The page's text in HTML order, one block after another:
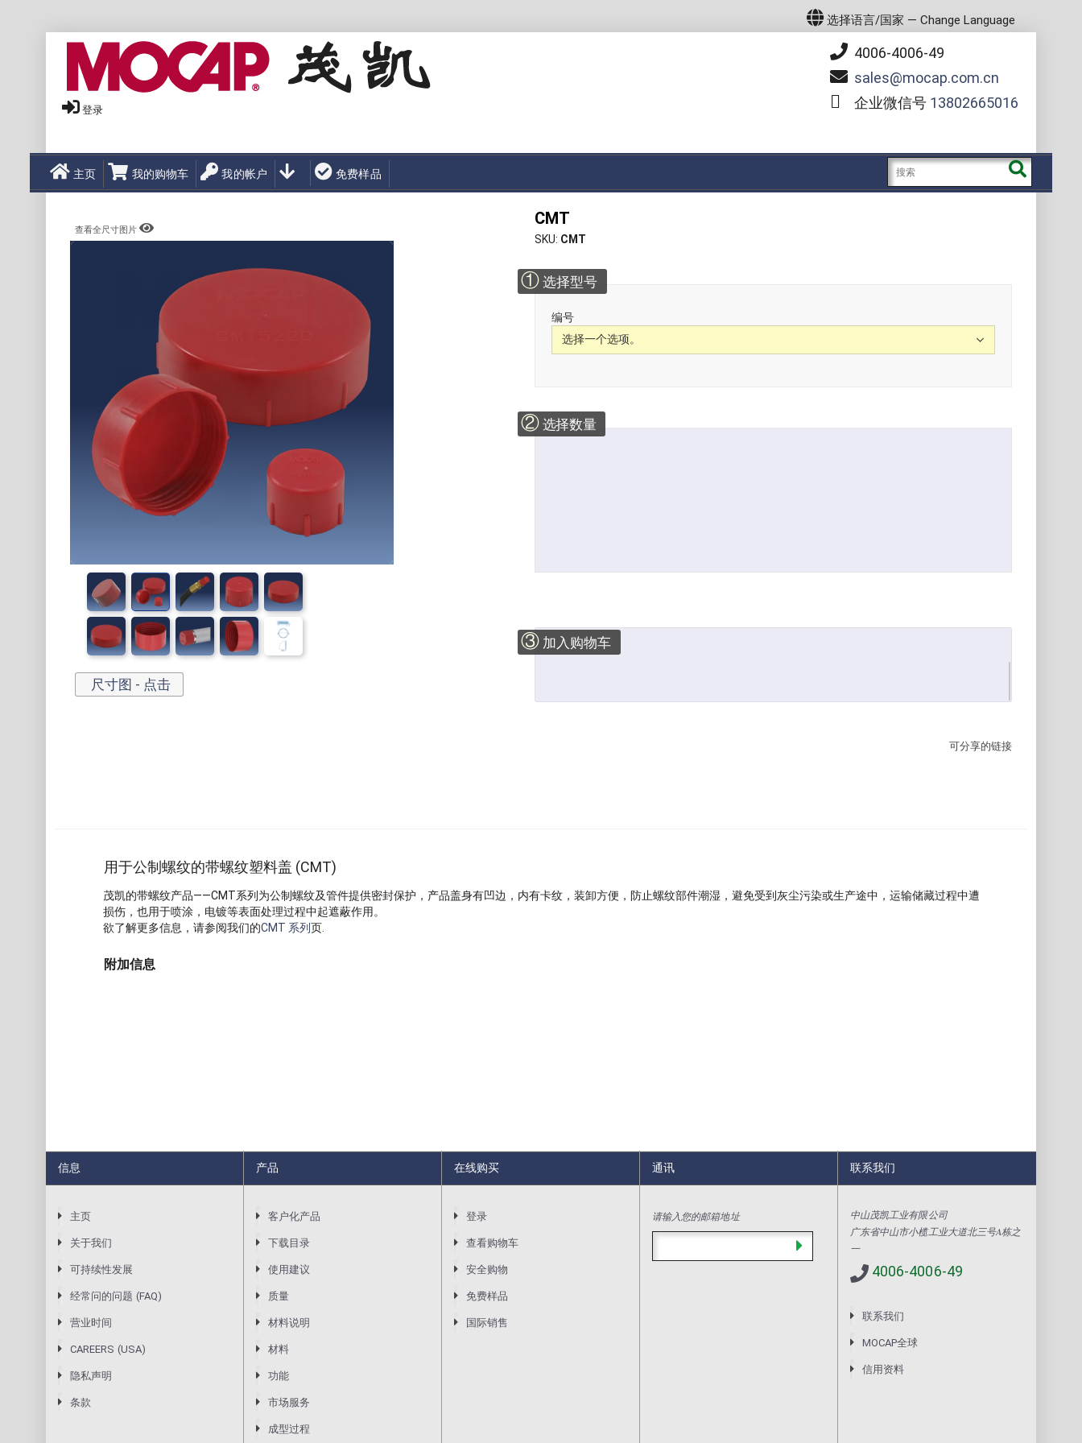
选择语言/国家 — Change Language
4006-4006-49
sales
mocap.com.cn
企业微信号 13802665016
登录
主页 我的购物车 我的帐户 免费样品
CMT
SKU CMT
① 选择型号
编号
②选择数量
③ 加入购物车
可分享的链接
查看全尺寸图片
尺寸图 - 点击
用于公制螺纹的带螺纹塑料盖 (CMT)
茂凯的带螺纹产品——CMT系列为公制螺纹及管件提供密封保护，产品盖身有凹边，内有卡纹，装卸方便，防止螺纹部件潮湿，避免受到灰尘污染或生产途中，运输储藏过程中遭
损伤，也用于喷涂，电镀等表面处理过程中起遮蔽作用。
欲了解更多信息，请参阅我们的CMT 系列页.
附加信息
信息
主页
关于我们
可持续性发展
经常问的问题 (FAQ)
营业时间
CAREERS (USA)
隐私声明
条款
产品
客户化产品
下载目录
使用建议
质量
材料说明
材料
功能
市场服务
成型过程
在线购买
登录
查看购物车
安全购物
免费样品
国际销售
通讯
请输入您的邮箱地址
联系我们
中山茂凯工业有限公司
广东省中山市小榄工业大道北三号A栋之
一
4006-4006-49
联系我们
MOCAP全球
信用资料